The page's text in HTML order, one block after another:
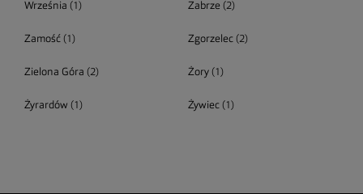
Września (1) Zabrze (2)
Zamość (1) Zgorzelec(2)
Zielona Góra (2) Żory(1)
Żyrardów (1) Żywiec(1)